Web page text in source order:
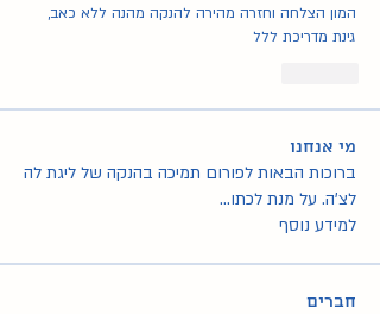
המון הצלחה וחזרה מהירה להנקה מהנה ללא כאב,
גינת מדריכת ללל
מי אנחנו
ברוכות הבאות לפורום תמיכה בהנקה של ליגת לה
לצ'ה. על מנת לכתו...
למידע נוסף
חברים